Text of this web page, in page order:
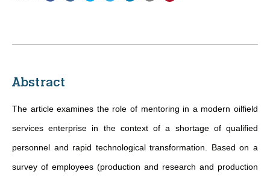
Abstract
The article examines the role of mentoring in a modern oilfield
services enterprise in the context of a shortage of qualified
personnel and rapid technological transformation. Based on a
survey of employees (production and research and production